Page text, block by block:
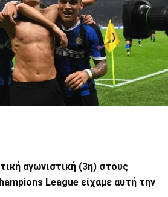
αγωνιστική (3η) στους
League είχαμε αυτή την